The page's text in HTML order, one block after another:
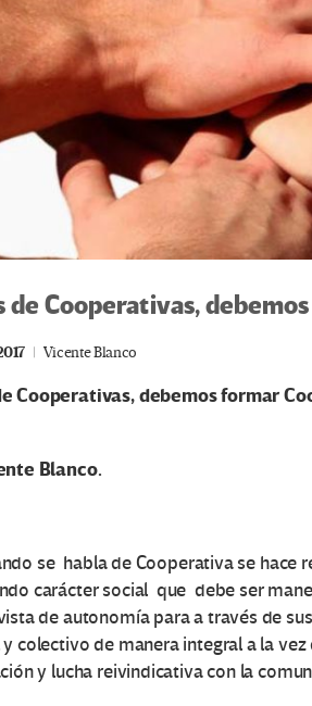
de Cooperativas,
Vicente Blanco
Cooperativas, debemos formar
Blanco.
se habla de Cooperativa se hace
carácter social que debe ser
de autonomía para a través de
colectivo de manera integral a la
y lucha reivindicativa con la